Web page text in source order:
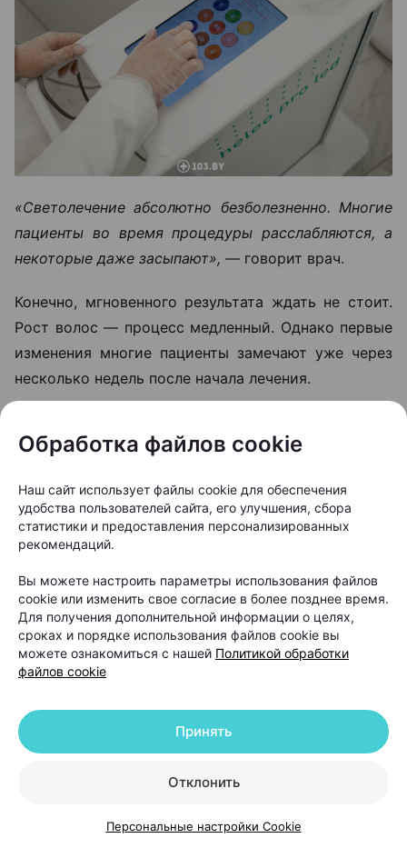
«Светолечение абсолютно безболезненно. Многие
пациенты во время процедуры расслабляются, а
некоторые даже засыпают», — говорит врач.
Конечно, мгновенного результата ждать не стоит.
Рост волос — процесс медленный. Однако первые
изменения многие пациенты замечают уже через
несколько недель после начала лечения.
появляется так называемый пушок — новые
более плотными и крепкими. Именно этот признак
считается одним из первых сигналов того, что
терапия работает.
Когда пересадка волос
действительно нужна и что
делать после нее
универсальное решение проблемы облысения.
Однако на практике трихологи рассматривают ее
как один из вариантов лечения, а не как первый
Обработка файлов cookie
Наш сайт использует файлы cookie для обеспечения
удобства пользователей сайта, его улучшения, сбора
статистики и предоставления персонализированных
рекомендаций.
Вы можете настроить параметры использования файлов
cookie или изменить свое согласие в более позднее время.
Для получения дополнительной информации о целях,
сроках и порядке использования файлов cookie вы
можете ознакомиться с нашей Политикой обработки
файлов cookie
Отклонить
Принять
Персональные настройки Cookie